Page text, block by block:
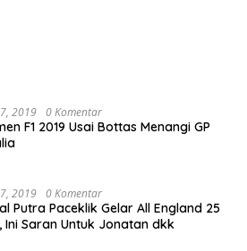
2019 0 Komentar
F1 2019 Usai Bottas Menangi GP
2019 0 Komentar
Putra Paceklik Gelar All England 25
Ini Saran Untuk Jonatan dkk